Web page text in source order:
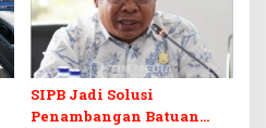
SIPB Jadi Solusi
Penambangan Batuan